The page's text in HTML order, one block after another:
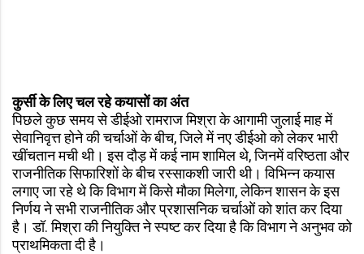
कुर्सी के लिए चल रहे कयासों का अंत
पिछले कुछ समय से डीईओ रामराज मिश्रा के आगामी जुलाई माह में
सेवानिवृत्त होने की चर्चाओं के बीच, जिले में नए डीईओ को लेकर भारी
खींचतान मची थी। इस दौड़ में कई नाम शामिल थे, जिनमें वरिष्ठता और
राजनीतिक सिफारिशों के बीच रस्साकशी जारी थी। विभिन्न कयास
लगाए जा रहे थे कि विभाग में किसे मौका मिलेगा, लेकिन शासन के इस
निर्णय ने सभी राजनीतिक और प्रशासनिक चर्चाओं को शांत कर दिया
है। डॉ. मिश्रा की नियुक्ति ने स्पष्ट कर दिया है कि विभाग ने अनुभव को
प्राथमिकता दी है।